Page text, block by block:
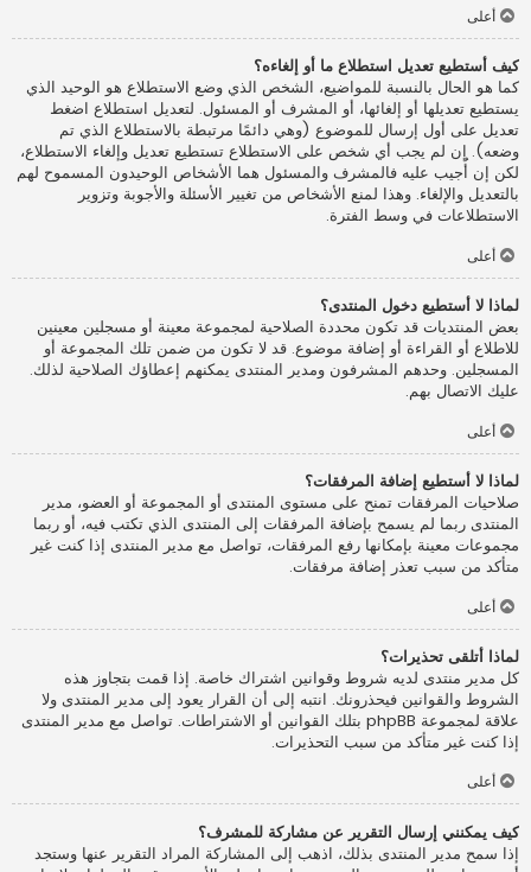
أعلى
كيف أستطيع تعديل استطلاع ما أو إلغاءه؟
كما هو الحال بالنسبة للمواضيع، الشخص الذي وضع الاستطلاع هو الوحيد الذي
يستطيع تعديلها أو إلغائها، أو المشرف أو المسئول. لتعديل استطلاع اضغط
تعديل على أول إرسال للموضوع (وهي دائمًا مرتبطة بالاستطلاع الذي تم
وضعه). إن لم يجب أي شخص على الاستطلاع تستطيع تعديل وإلغاء الاستطلاع،
لكن إن أُجيب عليه فالمشرف والمسئول هما الأشخاص الوحيدون المسموح لهم
بالتعديل والإلغاء. وهذا لمنع الأشخاص من تغيير الأسئلة والأجوبة وتزوير
الاستطلاعات في وسط الفترة.
أعلى
لماذا لا أستطيع دخول المنتدى؟
بعض المنتديات قد تكون محددة الصلاحية لمجموعة معينة أو مسجلين معينين
للاطلاع أو القراءة أو إضافة موضوع. قد لا تكون من ضمن تلك المجموعة أو
المسجلين. وحدهم المشرفون ومدير المنتدى يمكنهم إعطاؤك الصلاحية لذلك.
عليك الاتصال بهم.
أعلى
لماذا لا أستطيع إضافة المرفقات؟
صلاحيات المرفقات تمنح على مستوى المنتدى أو المجموعة أو العضو، مدير
المنتدى ربما لم يسمح بإضافة المرفقات إلى المنتدى الذي تكتب فيه، أو ربما
مجموعات معينة بإمكانها رفع المرفقات، تواصل مع مدير المنتدى إذا كنت غير
متأكد من سبب تعذر إضافة مرفقات.
أعلى
لماذا أتلقى تحذيرات؟
كل مدير منتدى لديه شروط وقوانين اشتراك خاصة. إذا قمت بتجاوز هذه
الشروط والقوانين فيحذرونك. انتبه إلى أن القرار يعود إلى مدير المنتدى ولا
علاقة لمجموعة phpBB بتلك القوانين أو الاشتراطات. تواصل مع مدير المنتدى
إذا كنت غير متأكد من سبب التحذيرات.
أعلى
كيف يمكنني إرسال التقرير عن مشاركة للمشرف؟
إذا سمح مدير المنتدى بذلك، اذهب إلى المشاركة المراد التقرير عنها وستجد